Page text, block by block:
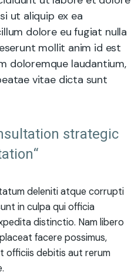
ut aliquip ex ea
dolore eu fugiat nulla
mollit anim id est
doloremque laudantium,
vitae dicta sunt
strategic
deleniti atque corrupti
in culpa qui officia
distinctio. Nam libero
facere possimus,
officiis debitis aut rerum